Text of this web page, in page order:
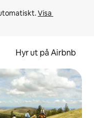
Visa
Hyr ut på Airbnb